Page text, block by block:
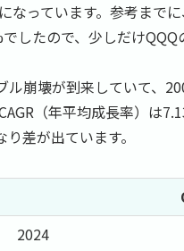
なっています。参考まで
したので、少しだけQQQ
ル崩壊が到来していて、
（年平均成長率）は
差が出ています。
2024